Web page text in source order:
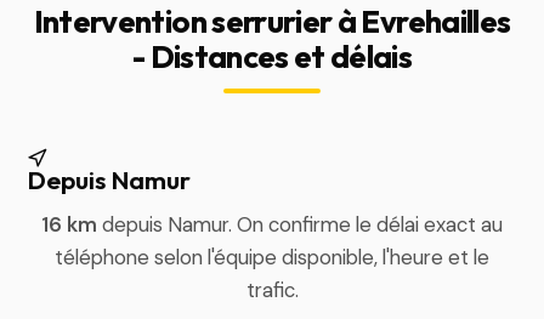
Intervention serrurier à Evrehailles
- Distances et délais
Depuis Namur
16 km depuis Namur. On confirme le délai exact au
téléphone selon l'équipe disponible, l'heure et le
trafic.